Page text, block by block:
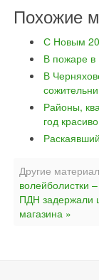
Похожие
С Новым
В пожаре в
В
Районы,
год
Другие
волейболистки
ПДН задержали
магазина »